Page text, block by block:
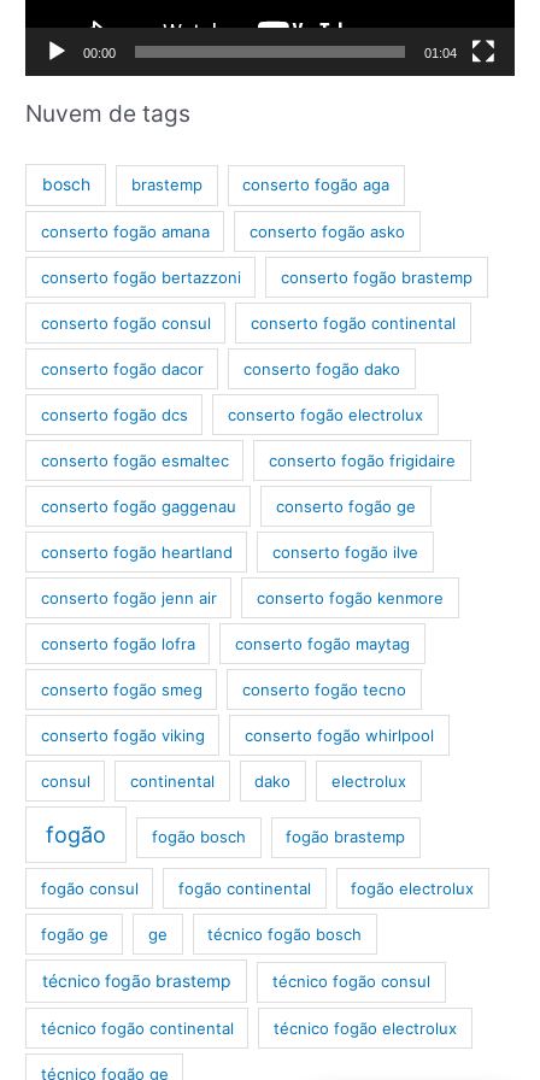
e
v
e
00:00 01:04
Nuvem de tags
bosch brastemp conserto fogão aga
conserto fogão amana conserto fogão asko
conserto fogão bertazzoni conserto fogão brastemp
conserto fogão consul conserto fogão continental
conserto fogão dacor conserto fogão dako
conserto fogão dcs conserto fogão electrolux
conserto fogão esmaltec conserto fogão frigidaire
conserto fogão gaggenau conserto fogão ge
conserto fogão heartland conserto fogão ilve
conserto fogão jenn air conserto fogão kenmore
conserto fogão lofra conserto fogão maytag
conserto fogão smeg conserto fogão tecno
conserto fogão viking conserto fogão whirlpool
consul continental dako electrolux
fogão fogão bosch fogão brastemp
fogão consul fogão continental fogão electrolux
fogão ge ge técnico fogão bosch
técnico fogão brastemp técnico fogão consul
técnico fogão continental técnico fogão electrolux
técnico fogão ge